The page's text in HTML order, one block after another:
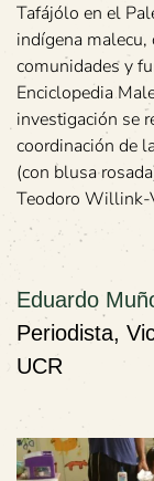
Tafájólo en el
indígena malecu,
comunidades y
Enciclopedia
investigación se
coordinación de
(con blusa
Teodoro Willink-
Eduardo
Periodista,
UCR